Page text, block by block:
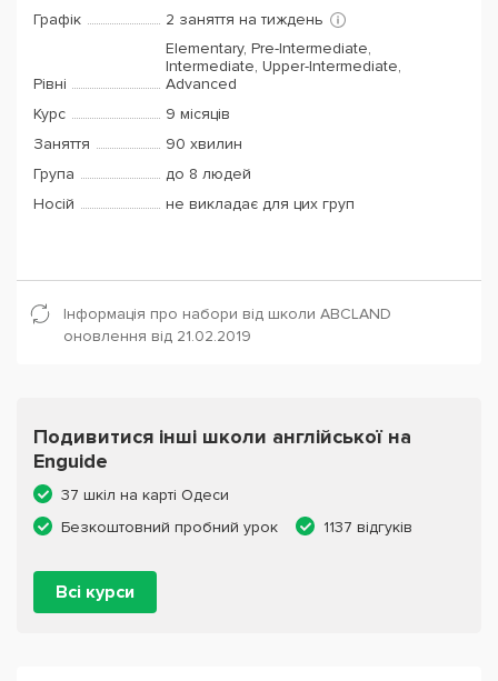
Графік
2 заняття на тиждень
Рівні
Elementary, Pre-Intermediate,
Intermediate, Upper-Intermediate,
Advanced
Курс
9 місяців
Заняття
90 хвилин
Група
до 8 людей
Носій
не викладає для цих груп
Інформація про набори від школи ABCLAND
оновлення від 21.02.2019
Подивитися інші школи англійської на
Enguide
37 шкіл на карті Одеси
Безкоштовний пробний урок
1137 відгуків
Всі курси